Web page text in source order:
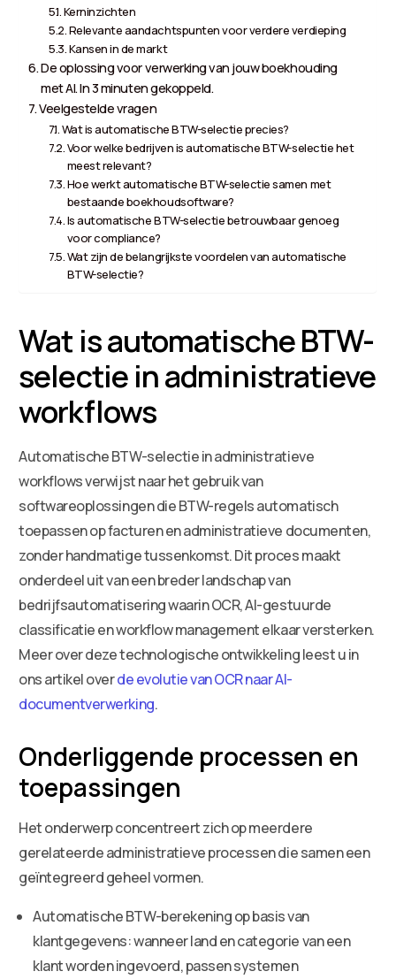
Kerninzichten
Relevante aandachtspunten voor verdere verdieping
Kansen in de markt
De oplossing voor verwerking van jouw boekhouding
met AI. In 3 minuten gekoppeld.
Veelgestelde vragen
Wat is automatische BTW-selectie precies?
Voor welke bedrijven is automatische BTW-selectie het
meest relevant?
Hoe werkt automatische BTW-selectie samen met
bestaande boekhoudsoftware?
Is automatische BTW-selectie betrouwbaar genoeg
voor compliance?
Wat zijn de belangrijkste voordelen van automatische
BTW-selectie?
Wat is automatische BTW-
selectie in administratieve
workflows
Automatische BTW-selectie in administratieve
workflows verwijst naar het gebruik van
softwareoplossingen die BTW-regels automatisch
toepassen op facturen en administratieve documenten,
zonder handmatige tussenkomst. Dit proces maakt
onderdeel uit van een breder landschap van
bedrijfsautomatisering waarin OCR, AI-gestuurde
classificatie en workflow management elkaar versterken.
Meer over deze technologische ontwikkeling leest u in
ons artikel overde evolutie van OCR naar AI-
documentverwerking.
Onderliggende processen en
toepassingen
Het onderwerp concentreert zich op meerdere
gerelateerde administratieve processen die samen een
geïntegreerd geheel vormen.
Automatische BTW-berekening op basis van
klantgegevens: wanneer land en categorie van een
klant worden ingevoerd, passen systemen